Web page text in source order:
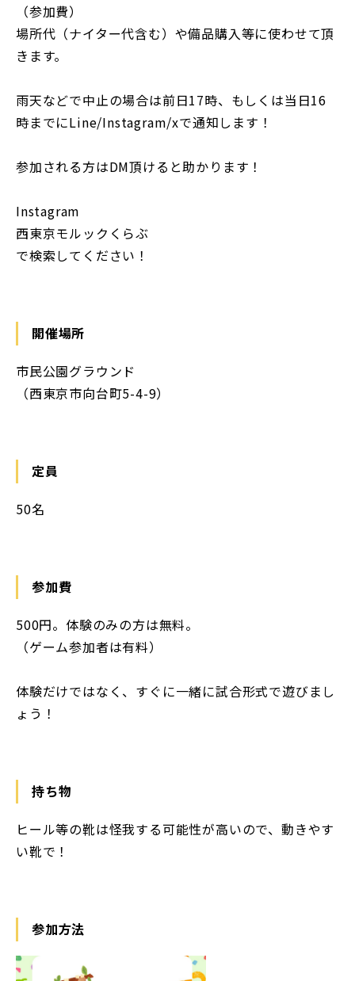
（参加費）
場所代（ナイター代含む）や備品購入等に使わせて頂
きます。
雨天などで中止の場合は前日17時、もしくは当日16
時までにLine/Instagram/xで通知します！
参加される方はDM頂けると助かります！
Instagram
西東京モルックくらぶ
で検索してください！
開催場所
市民公園グラウンド
（西東京市向台町5-4-9）
定員
50名
参加費
500円。体験のみの方は無料。
（ゲーム参加者は有料）
体験だけではなく、すぐに一緒に試合形式で遊びまし
ょう！
持ち物
ヒール等の靴は怪我する可能性が高いので、動きやす
い靴で！
参加方法